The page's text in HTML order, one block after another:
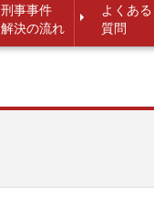
刑事事件
解決の流れ
よくある
質問